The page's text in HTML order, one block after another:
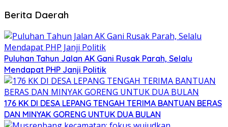
Berita Daerah
Puluhan Tahun Jalan AK Gani Rusak Parah, Selalu
Mendapat PHP Janji Politik
176 KK DI DESA LEPANG TENGAH TERIMA BANTUAN BERAS
DAN MINYAK GORENG UNTUK DUA BULAN